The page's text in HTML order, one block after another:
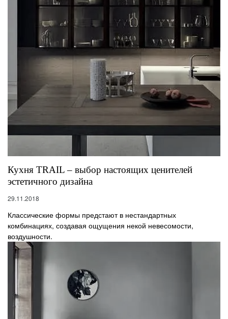
Кухня TRAIL – выбор настоящих ценителей
эстетичного дизайна
29.11.2018
Классические формы предстают в нестандартных
комбинациях, создавая ощущения некой невесомости,
воздушности.